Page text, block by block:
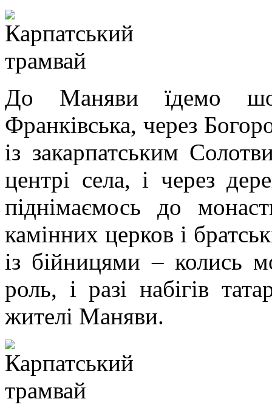
До Маняви їдемо
Франківська, через
із закарпатським
центрі села, і через
піднімаємось до
камінних церков і
із бійницями – колись
роль, і разі набігів
жителі Маняви.